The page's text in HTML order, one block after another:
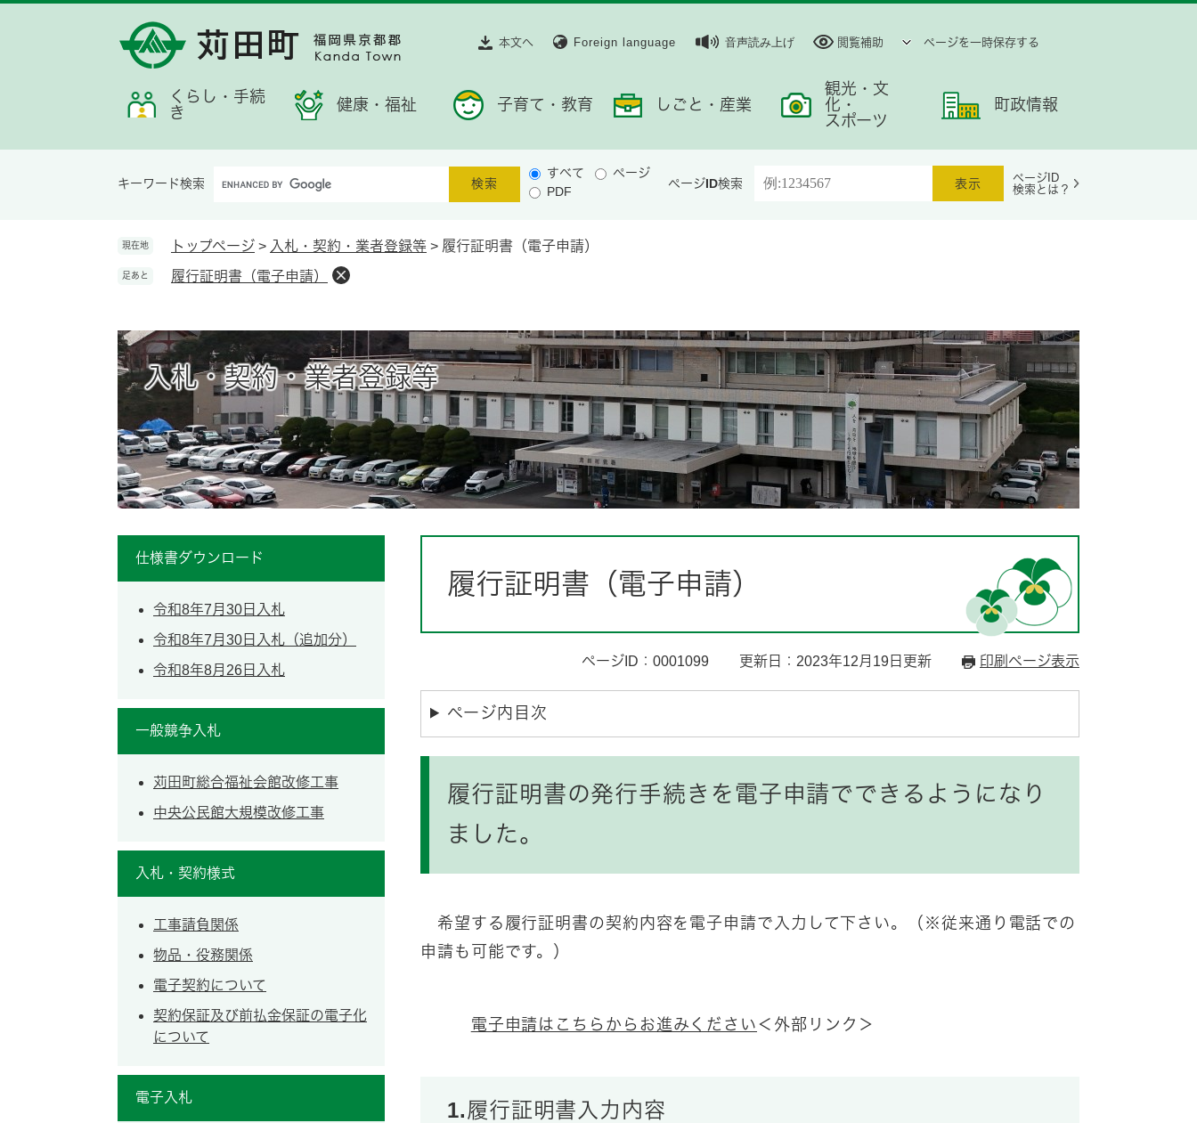
本文へ Foreign language 音声読み上げ 閲覧補助 ページを一時保存する
くらし・手続
き
健康・福祉 子育て・教育 しごと・産業
観光・文
化・
スポーツ
町政情報
キーワード検索
タ
検
すべて
ページ
PDF
ページID検索
ページID
検索とは？
現在地 トップページ > 入札・契約・業者登録等 > 履行証明書（電子申請）
足あと 履行証明書（電子申請）
入札・契約・業者登録等
履行証明書（電子申請）
ページID：0001099 更新日：2023年12月19日更新 印刷ページ表示
ページ内目次
履行証明書の発行手続きを電子申請でできるようになり
ました。
希望する履行証明書の契約内容を電子申請で入力して下さい。（※従来通り電話での
申請も可能です。）
電子申請はこちらからお進みください ＜外部リンク＞
1.履行証明書入力内容
仕様書ダウンロード
令和8年7月30日入札
令和8年7月30日入札（追加分）
令和8年8月26日入札
一般競争入札
苅田町総合福祉会館改修工事
中央公民館大規模改修工事
入札・契約様式
工事請負関係
物品・役務関係
電子契約について
契約保証及び前払金保証の電子化
について
電子入札